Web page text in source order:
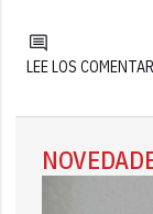
LEE LOS